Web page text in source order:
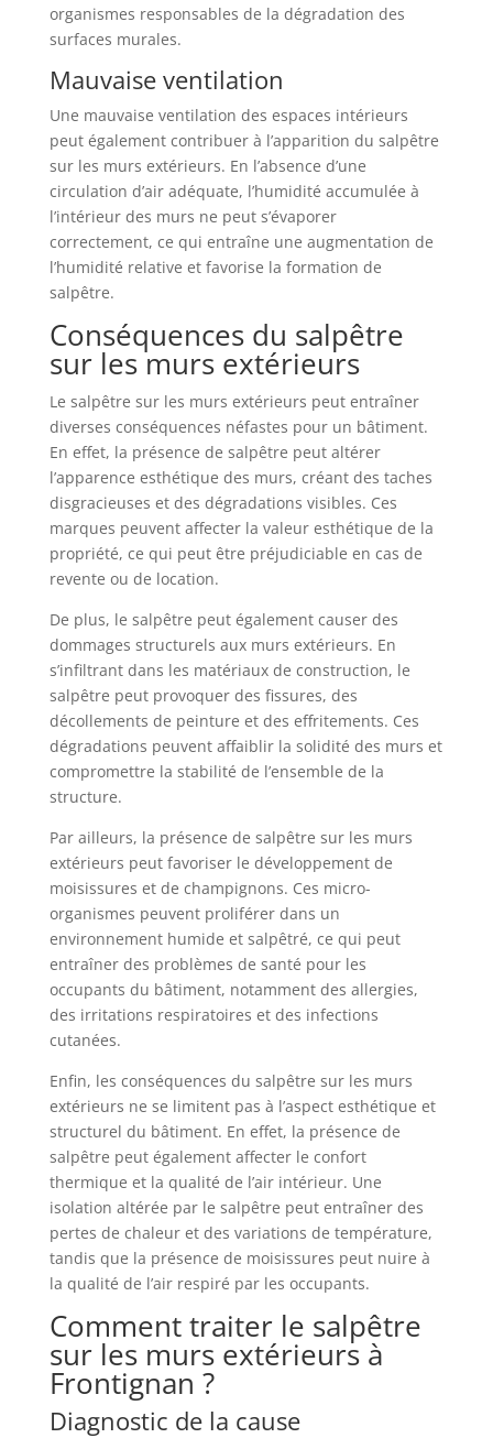
organismes responsables de la dégradation des
surfaces murales.
Mauvaise ventilation
Une mauvaise ventilation des espaces intérieurs
peut également contribuer à l’apparition du salpêtre
sur les murs extérieurs. En l’absence d’une
circulation d’air adéquate, l’humidité accumulée à
l’intérieur des murs ne peut s’évaporer
correctement, ce qui entraîne une augmentation de
l’humidité relative et favorise la formation de
salpêtre.
Conséquences du salpêtre
sur les murs extérieurs
Le salpêtre sur les murs extérieurs peut entraîner
diverses conséquences néfastes pour un bâtiment.
En effet, la présence de salpêtre peut altérer
l’apparence esthétique des murs, créant des taches
disgracieuses et des dégradations visibles. Ces
marques peuvent affecter la valeur esthétique de la
propriété, ce qui peut être préjudiciable en cas de
revente ou de location.
De plus, le salpêtre peut également causer des
dommages structurels aux murs extérieurs. En
s’infiltrant dans les matériaux de construction, le
salpêtre peut provoquer des fissures, des
décollements de peinture et des effritements. Ces
dégradations peuvent affaiblir la solidité des murs et
compromettre la stabilité de l’ensemble de la
structure.
Par ailleurs, la présence de salpêtre sur les murs
extérieurs peut favoriser le développement de
moisissures et de champignons. Ces micro-
organismes peuvent proliférer dans un
environnement humide et salpêtré, ce qui peut
entraîner des problèmes de santé pour les
occupants du bâtiment, notamment des allergies,
des irritations respiratoires et des infections
cutanées.
Enfin, les conséquences du salpêtre sur les murs
extérieurs ne se limitent pas à l’aspect esthétique et
structurel du bâtiment. En effet, la présence de
salpêtre peut également affecter le confort
thermique et la qualité de l’air intérieur. Une
isolation altérée par le salpêtre peut entraîner des
pertes de chaleur et des variations de température,
tandis que la présence de moisissures peut nuire à
la qualité de l’air respiré par les occupants.
Comment traiter le salpêtre
sur les murs extérieurs à
Frontignan ?
Diagnostic de la cause